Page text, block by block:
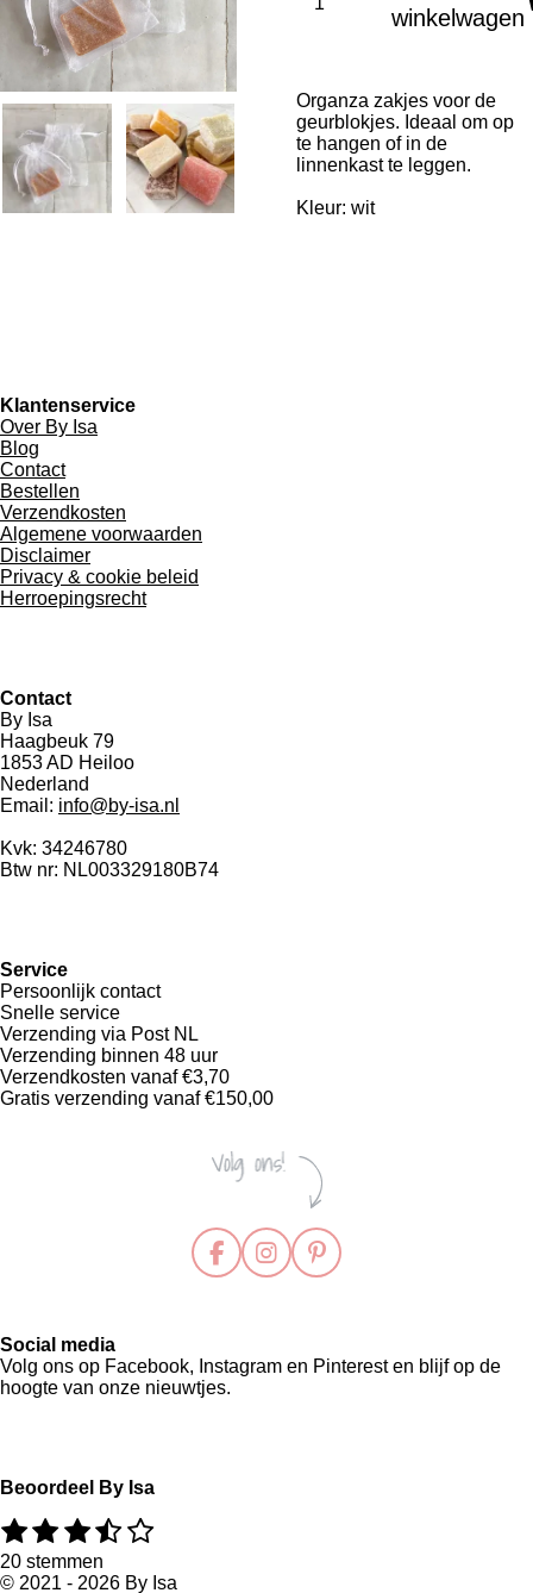
winkelwagen
Organza zakjes voor de
geurblokjes. Ideaal om op
te hangen of in de
linnenkast te leggen.
Kleur: wit
Klantenservice
Over By Isa
Blog
Contact
Bestellen
Verzendkosten
Algemene voorwaarden
Disclaimer
Privacy & cookie beleid
Herroepingsrecht
Contact
By Isa
Haagbeuk 79
1853 AD Heiloo
Nederland
Email: info@by-isa.nl
Kvk: 34246780
Btw nr: NL003329180B74
Service
Persoonlijk contact
Snelle service
Verzending via Post NL
Verzending binnen 48 uur
Verzendkosten vanaf €3,70
Gratis verzending vanaf €150,00
F
o
o
I
g
P
r
Social media
Volg ons op Facebook, Instagram en Pinterest en blijf op de
hoogte van onze nieuwtjes.
Beoordeel By Isa
R
a
t
1
s
2
s
3
s
4
s
5
S
20 stemmen
© 2021 - 2026 By Isa